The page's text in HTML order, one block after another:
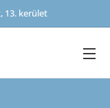
13. kerület